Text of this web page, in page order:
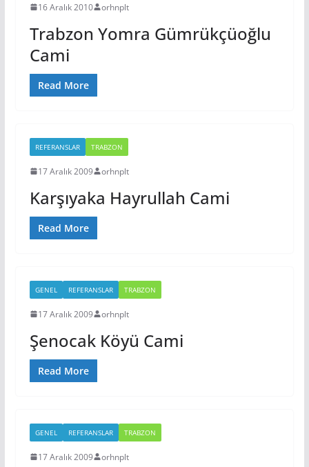
16 Aralık 2010 orhnplt
Trabzon Yomra Gümrükçüoğlu
Cami
Read More
REFERANSLAR TRABZON
17 Aralık 2009 orhnplt
Karşıyaka Hayrullah Cami
Read More
GENEL REFERANSLAR TRABZON
17 Aralık 2009 orhnplt
Şenocak Köyü Cami
Read More
GENEL REFERANSLAR TRABZON
17 Aralık 2009 orhnplt